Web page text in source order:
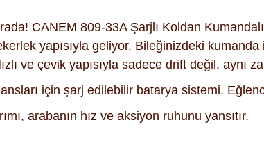
CANEM 809-33A Şarjlı Koldan
yapısıyla geliyor. Bileğinizdeki kumanda
ve çevik yapısıyla sadece drift değil,
için şarj edilebilir batarya sistemi.
arabanın hız ve aksiyon ruhunu yansıtır.